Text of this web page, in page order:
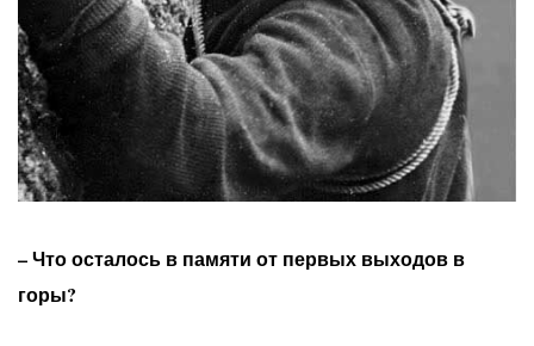
– Что осталось в памяти от первых выходов в
горы?